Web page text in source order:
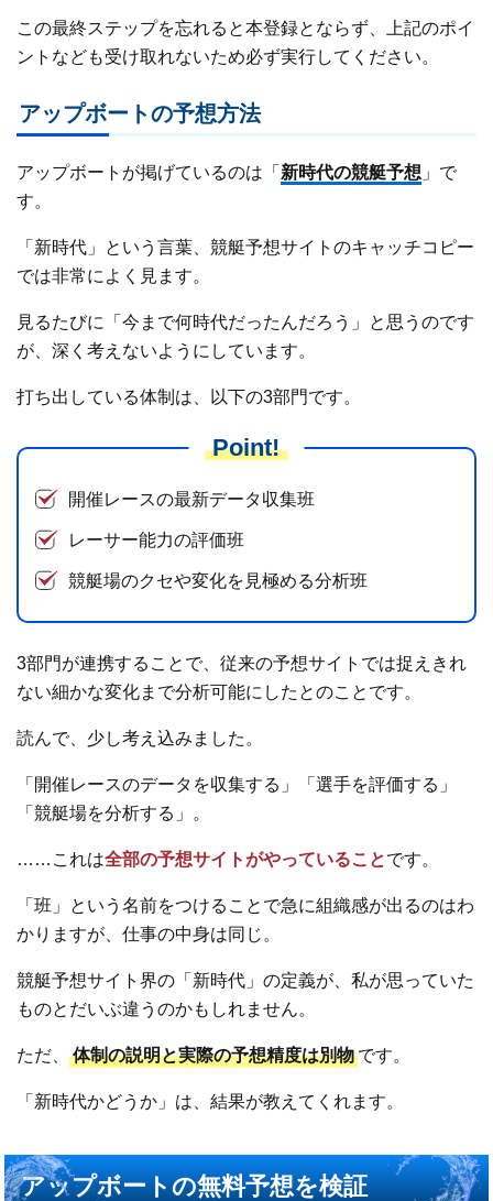
この最終ステップを忘れると本登録とならず、上記のポイ
ントなども受け取れないため必ず実行してください。
アップボートの予想方法
アップボートが掲げているのは「 新時代の競艇予想 」で
す。
「新時代」という言葉、競艇予想サイトのキャッチコピー
では非常によく見ます。
見るたびに「今まで何時代だったんだろう」と思うのです
が、深く考えないようにしています。
打ち出している体制は、以下の3部門です。
Point!
開催レースの最新データ収集班
レーサー能力の評価班
競艇場のクセや変化を見極める分析班
3部門が連携することで、従来の予想サイトでは捉えきれ
ない細かな変化まで分析可能にしたとのことです。
読んで、少し考え込みました。
「開催レースのデータを収集する」「選手を評価する」
「競艇場を分析する」。
……これは全部の予想サイトがやっていることです。
「班」という名前をつけることで急に組織感が出るのはわ
かりますが、仕事の中身は同じ。
競艇予想サイト界の「新時代」の定義が、私が思っていた
ものとだいぶ違うのかもしれません。
ただ、体制の説明と実際の予想精度は別物 です。
「新時代かどうか」は、結果が教えてくれます。
アップボートの無料予想を検証